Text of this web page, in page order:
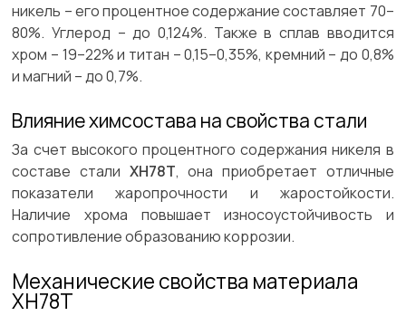
никель – его процентное содержание составляет 70–
80%. Углерод – до 0,124%. Также в сплав вводится
хром – 19–22% и титан – 0,15–0,35%, кремний – до 0,8%
и магний – до 0,7%.
Влияние химсостава на свойства стали
За счет высокого процентного содержания никеля в
составе стали ХН78Т, она приобретает отличные
показатели жаропрочности и жаростойкости.
Наличие хрома повышает износоустойчивость и
сопротивление образованию коррозии.
Механические свойства материала
ХН78Т